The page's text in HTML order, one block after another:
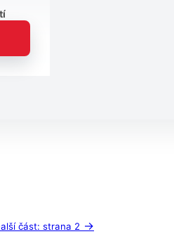
část: strana 2 →